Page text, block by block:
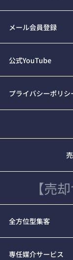
メール会員登録
公式YouTube
プライバシーポリシ
【売
全方位型集客
専任媒介サービス